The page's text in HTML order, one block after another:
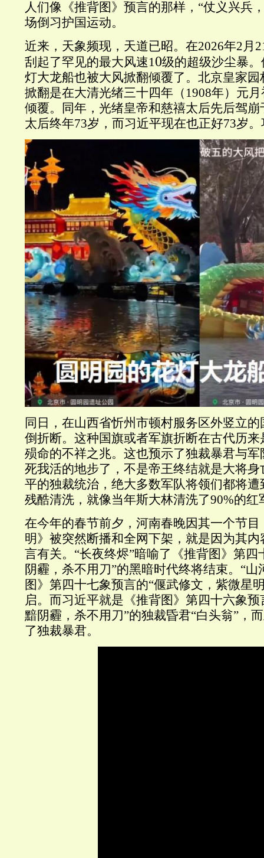
人们像《推背图》预言的那样，“仗义兴兵
场倒习护国运动。
近来，天象频现，天道已昭。在2026年2月
刮起了罕见的最大风速10级的超级沙尘暴
灯大龙船也被大风掀翻倾覆了。北京皇家
掀翻是在大清光绪三十四年（ 1908年）元
倾覆。同年，光绪皇帝和慈禧太后先后驾
太后终年73岁，而习近平现在也正好73岁。
同日，在山西省忻州市顿村服务区外竖立
倒折断。这种国旗或者军旗折断在古代历
殒命的不祥之兆。这也预示了独裁暴君与
死我活的地步了，不是帝王终结就是大将
平的独裁统治，绝大多数军队将领们都将
残酷清洗，就像当年斯大林清洗了90%的红
在今年的春节前夕，河南春晚因其一个节
明》被突然断播和全网下架，就是因为其
言有关。“长夜终烬”暗喻了
《推背图》第
阴霾，杀不用刀”的黑暗时代终将结束。“山
图》第四十七象预言的“偃武修文，紫微星
启。而习近平就是《推背图》第四十六象
黯阴霾，杀不用刀”的独裁昏君“白头翁”，
了独裁暴君。